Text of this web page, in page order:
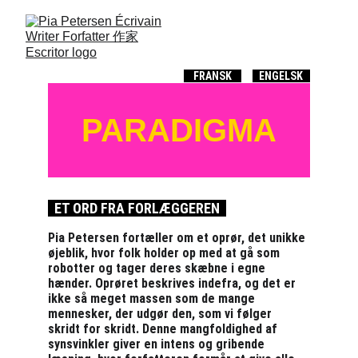
PARADIGMA
ET ORD FRA FORLÆGGEREN
Pia Petersen fortæller om et oprør, det unikke
øjeblik, hvor folk holder op med at gå som
robotter og tager deres skæbne i egne
hænder. Oprøret beskrives indefra, og det er
ikke så meget massen som de mange
mennesker, der udgør den, som vi følger
skridt for skridt. Denne mangfoldighed af
synsvinkler giver en intens og gribende
ENGELSK
FRANSK